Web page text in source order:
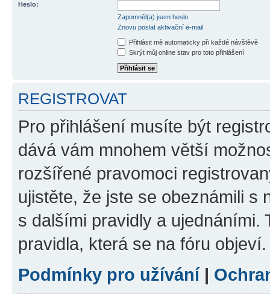
Heslo:
Zapomněl(a) jsem heslo
Znovu poslat aktivační e-mail
Přihlásit mě automaticky při každé návštěvě
Skrýt můj online stav pro toto přihlášení
REGISTROVAT
Pro přihlášení musíte být
dává vám mnohem větší
rozšířené pravomoci
ujistěte, že jste se obeznámili s
s dalšími pravidly a ujednáními.
pravidla, která se na fóru objeví.
Podmínky pro užívání|